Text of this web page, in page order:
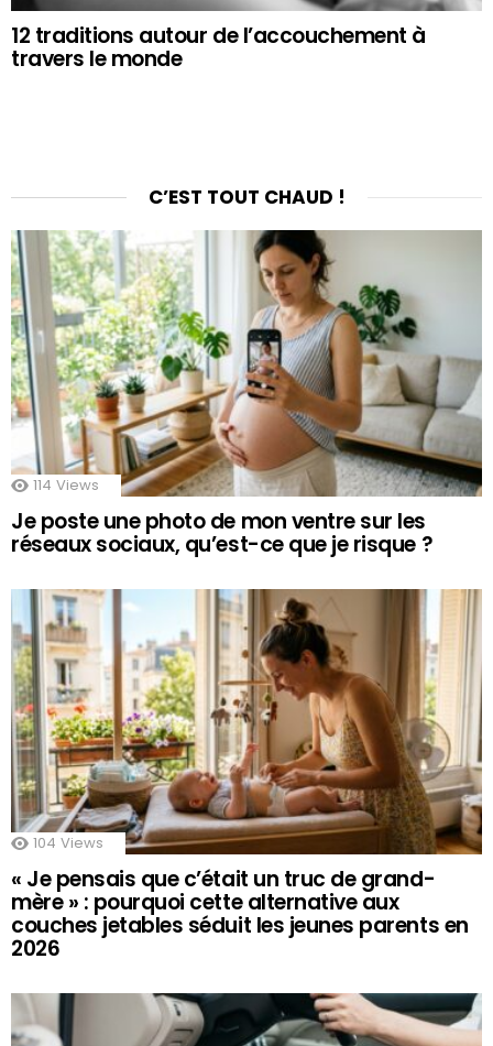
12 traditions autour de l’accouchement à
travers le monde
C’EST TOUT CHAUD !
114 Views
Je poste une photo de mon ventre sur les
réseaux sociaux, qu’est-ce que je risque ?
104 Views
« Je pensais que c’était un truc de grand-
mère » : pourquoi cette alternative aux
couches jetables séduit les jeunes parents en
2026